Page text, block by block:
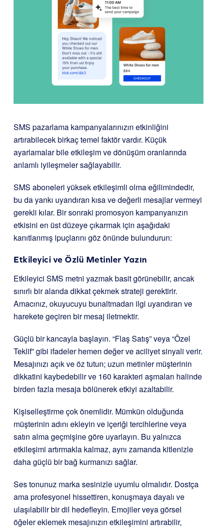
SMS pazarlama kampanyalarınızın etkinliğini
artırabilecek birkaç temel faktör vardır. Küçük
ayarlamalar bile etkileşim ve dönüşüm oranlarında
anlamlı iyileşmeler sağlayabilir.
SMS aboneleri yüksek etkileşimli olma eğilimindedir,
bu da yankı uyandıran kısa ve değerli mesajlar vermeyi
gerekli kılar. Bir sonraki promosyon kampanyanızın
etkisini en üst düzeye çıkarmak için aşağıdaki
kanıtlanmış ipuçlarını göz önünde bulundurun:
Etkileyici ve Özlü Metinler Yazın
Etkileyici SMS metni yazmak basit görünebilir, ancak
sınırlı bir alanda dikkat çekmek strateji gerektirir.
Amacınız, okuyucuyu bunaltmadan ilgi uyandıran ve
harekete geçiren bir mesaj iletmektir.
Güçlü bir kancayla başlayın. “Flaş Satış” veya “Özel
Teklif” gibi ifadeler hemen değer ve aciliyet sinyali verir.
Mesajınızı açık ve öz tutun; uzun metinler müşterinin
dikkatini kaybedebilir ve 160 karakteri aşmaları halinde
birden fazla mesaja bölünerek etkiyi azaltabilir.
Kişiselleştirme çok önemlidir. Mümkün olduğunda
müşterinin adını ekleyin ve içeriği tercihlerine veya
satın alma geçmişine göre uyarlayın. Bu yalnızca
etkileşimi artırmakla kalmaz, aynı zamanda kitlenizle
daha güçlü bir bağ kurmanızı sağlar.
Ses tonunuz marka sesinizle uyumlu olmalıdır. Dostça
ama profesyonel hissettiren, konuşmaya dayalı ve
ulaşılabilir bir dil hedefleyin. Emojiler veya görsel
öğeler eklemek mesajınızın etkileşimini artırabilir,